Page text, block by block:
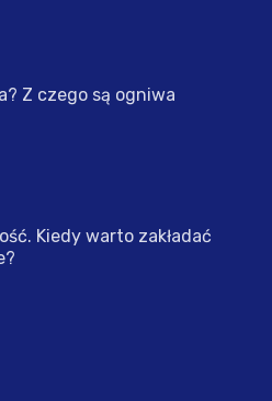
Z czego są ogniwa
Kiedy warto zakładać